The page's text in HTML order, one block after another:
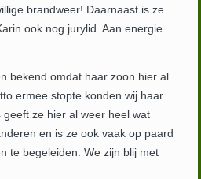
brandweer! Daarnaast is ze
ook nog jurylid. Aan energie
bekend omdat haar zoon hier al
ermee stopte konden wij haar
ze hier al weer heel wat
en is ze ook vaak op paard
te begeleiden. We zijn blij met